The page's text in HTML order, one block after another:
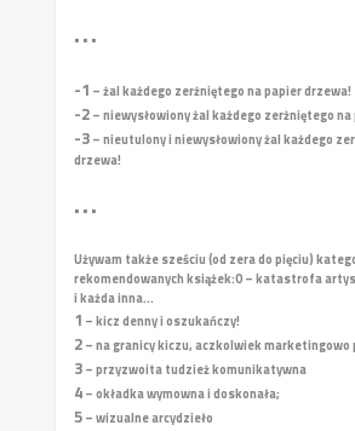
• • •
-1 – żal każdego zerżniętego na papier drzewa!
-2– niewysłowiony żal każdego zerżniętego
-3– nieutulony i niewysłowiony żal każdego
drzewa!
• • •
Używam także sześciu (od zera do pięciu)
rekomendowanych książek:0 – katastrofa
i każda inna...
1 – kicz denny i oszukańczy!
2– na granicy kiczu, aczkolwiek marketingowo
3– przyzwoita tudzież komunikatywna
4– okładka wymowna i doskonała;
5– wizualne arcydzieło